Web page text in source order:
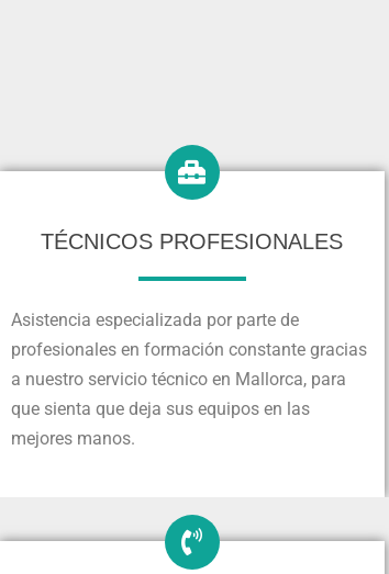
TÉCNICOS PROFESIONALES
Asistencia especializada por parte de
profesionales en formación constante gracias
a nuestro servicio técnico en Mallorca, para
que sienta que deja sus equipos en las
mejores manos.